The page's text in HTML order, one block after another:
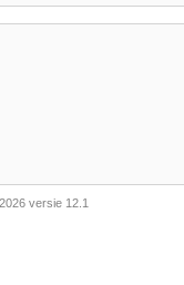
versie 12.1